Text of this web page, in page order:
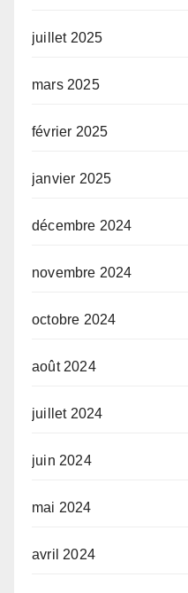
juillet 2025
mars 2025
février 2025
janvier 2025
décembre 2024
novembre 2024
octobre 2024
août 2024
juillet 2024
juin 2024
mai 2024
avril 2024